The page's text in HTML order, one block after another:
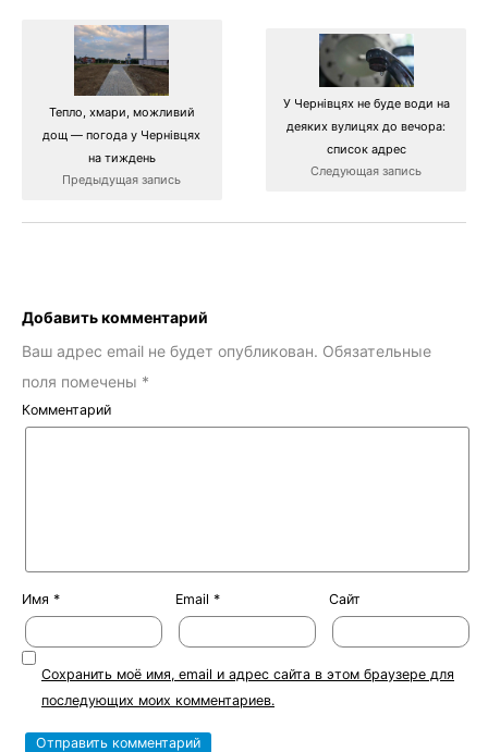
Тепло, хмари, можливий
дощ — погода у Чернівцях
на тиждень
Предыдущая запись
У Чернівцях не буде води на
деяких вулицях до вечора:
список адрес
Следующая запись
Добавить комментарий
Ваш адрес email не будет опубликован. Обязательные
поля помечены *
Комментарий
Имя * Email * Сайт
Сохранить моё имя, email и адрес сайта в этом браузере для
последующих моих комментариев.